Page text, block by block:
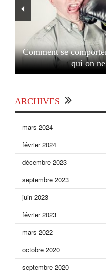
Comment se
qui on ne
ARCHIVES
mars 2024
février 2024
décembre 2023
septembre 2023
juin 2023
février 2023
mars 2022
octobre 2020
septembre 2020